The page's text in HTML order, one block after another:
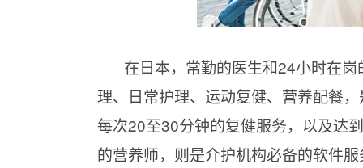
在日本，常勤的医生和24小时在
理、日常护理、运动复健、营养配餐
每次20至30分钟的复健服务，以及达
的营养师，则是介护机构必备的软件